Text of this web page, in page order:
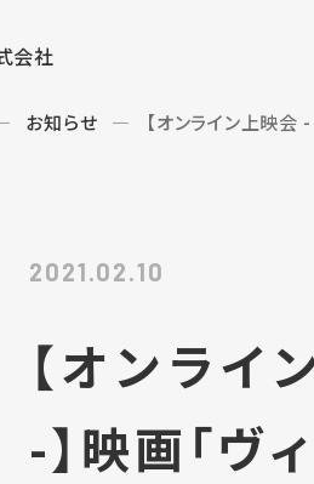
お知らせ 【オンライン上映
2021.02.10
【オンラ
-】映画「ヴ